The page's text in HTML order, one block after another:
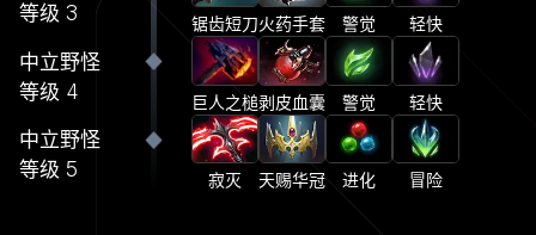
等级 3
锯齿短刀火药手套 警觉 轻快
中立野怪
等级 4
巨人之槌剥皮血囊 警觉 轻快
中立野怪
等级 5
寂灭 天赐华冠 进化 冒险